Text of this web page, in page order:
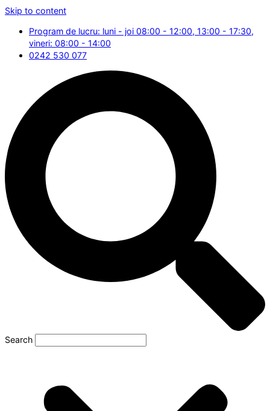
Skip to content
Program de lucru: luni - joi 08:00 - 12:00, 13:00 - 17:30,
vineri: 08:00 - 14:00
0242 530 077
Search